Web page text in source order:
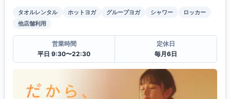
タオルレンタル ホットヨガ グループヨガ シャワー
ロッカー
他店舗利用
営業時間
平日 9:30〜22:30
定休日
毎月6日